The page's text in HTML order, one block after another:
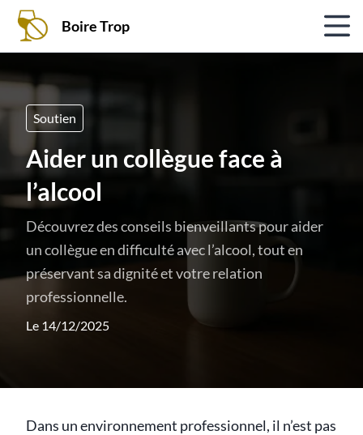
Boire Trop
Soutien
Aider un collègue face à
l’alcool
Découvrez des conseils bienveillants pour aider
un collègue en difficulté avec l’alcool, tout en
préservant sa dignité et votre relation
professionnelle.
Le 14/12/2025
Dans un environnement professionnel, il n’est pas